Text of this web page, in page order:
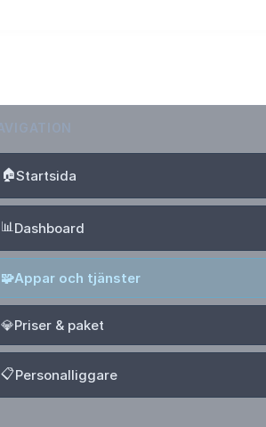
🏠Startsida
📊Dashboard
🧩Appar och tjänster
💎Priser & paket
📋Personalliggare